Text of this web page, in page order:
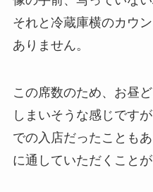
それと冷蔵庫横のカウ
ありません。
この席数のため、お昼
しまいそうな感じです
での入店だったことも
に通していただくこと